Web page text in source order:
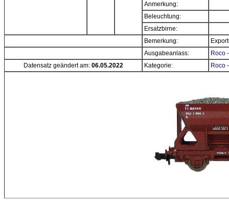
Anmerkung:
Beleuchtung:
Ersatzbirne:
Bemerkung:
Ausgabeanlass:
Roco
Datensatz geändert am: 06.05.2022 Kategorie: Roco